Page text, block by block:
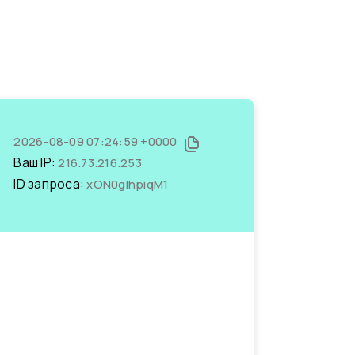
2026-08-09 07:24:59 +0000
Ваш IP:216.73.216.253
ID запроса:xON0gIhpiqM1